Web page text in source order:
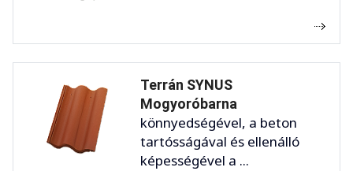
Terrán SYNUS
Mogyoróbarna
könnyedségével, a beton
tartósságával és ellenálló
képességével a ...